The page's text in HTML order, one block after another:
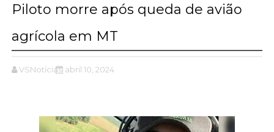
Piloto morre após queda de avião
agrícola em MT
VSNotícias abril 10, 2024